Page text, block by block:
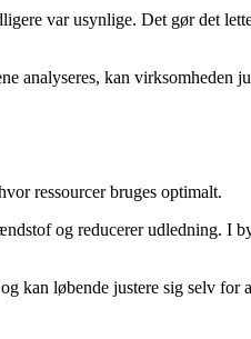
var usynlige. Det gør det
analyseres, kan virksomheden
ressourcer bruges optimalt.
og reducerer udledning. I
kan løbende justere sig selv for